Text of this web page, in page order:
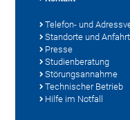
Telefon- und
Standorte und Anfahrt
Presse
Studienberatung
Störungsannahme
Technischer Betrieb
Hilfe im Notfall